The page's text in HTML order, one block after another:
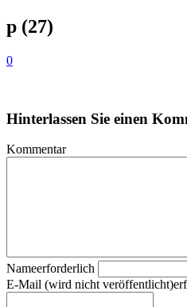
p (27)
0
Hinterlassen Sie einen
Kommentar
Nameerforderlich
E-Mail (wird nicht